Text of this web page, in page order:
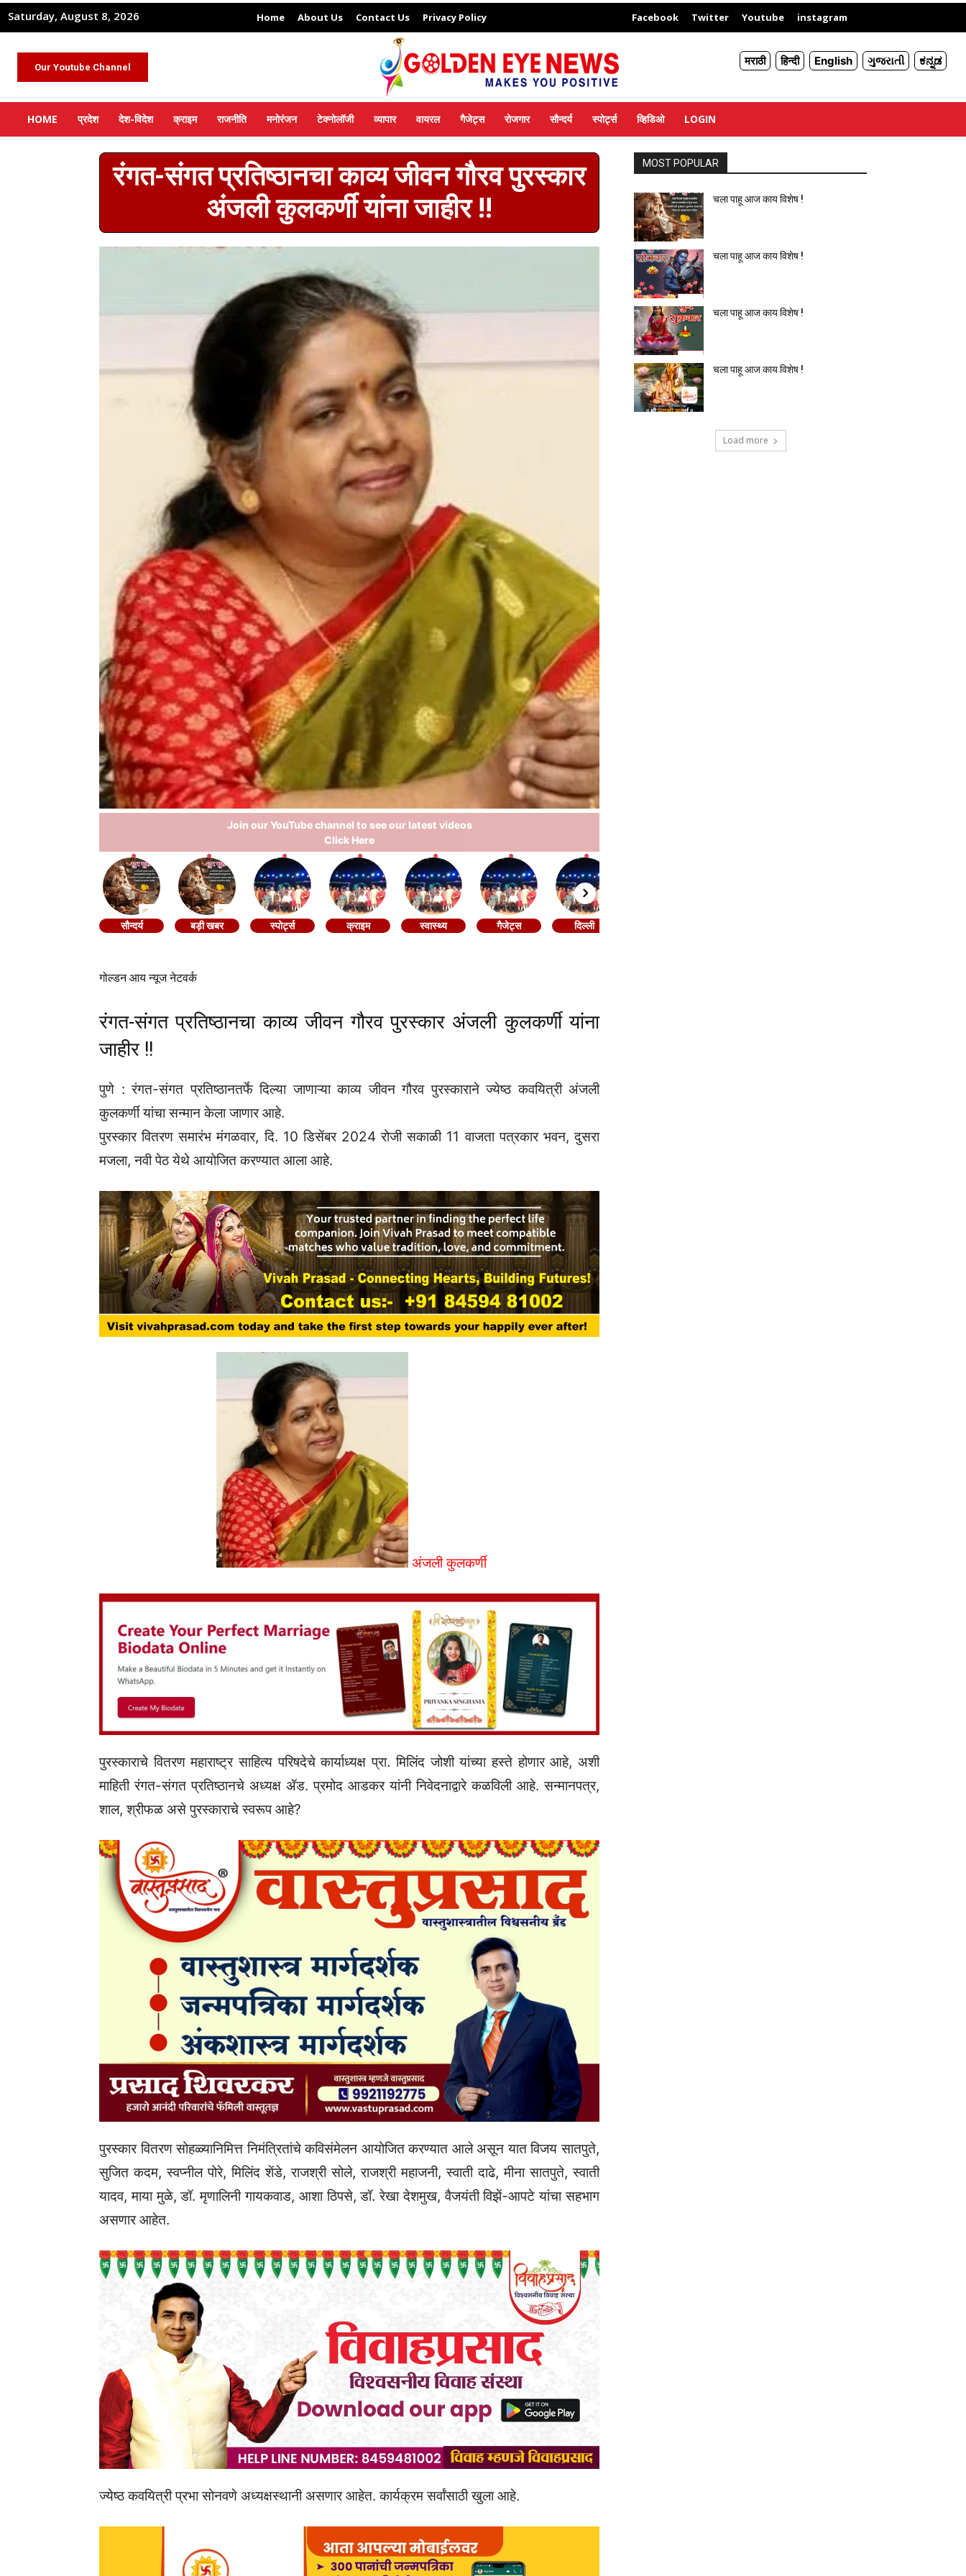
Saturday, August 8, 2026 Home About Us Contact Us Privacy Policy Facebook Twitter Youtube instagram
Our Youtube Channel मराठी हिन्दी English ગુજરાતી ಕನ್ನಡ
HOME प्रदेश देश-विदेश क्राइम राजनीति मनोरंजन टेक्नोलॉजी व्यापार वायरल गैजेट्स रोजगार सौन्दर्य स्पोर्ट्स व्हिडिओ LOGIN
रंगत-संगत प्रतिष्ठानचा काव्य जीवन गौरव पुरस्कार
अंजली कुलकर्णी यांना जाहीर !!
Join our YouTube channel to see our latest videos
Click Here
सौन्दर्य बड़ी खबर स्पोर्ट्स क्राइम स्वास्थ्य गैजेट्स दिल्ली
गोल्डन आय न्यूज नेटवर्क
रंगत-संगत प्रतिष्ठानचा काव्य जीवन गौरव पुरस्कार अंजली कुलकर्णी यांना
जाहीर !!
पुणे : रंगत-संगत प्रतिष्ठानतर्फे दिल्या जाणाऱ्या काव्य जीवन गौरव पुरस्काराने ज्येष्ठ कवयित्री अंजली
कुलकर्णी यांचा सन्मान केला जाणार आहे.
पुरस्कार वितरण समारंभ मंगळवार, दि. 10 डिसेंबर 2024 रोजी सकाळी 11 वाजता पत्रकार भवन, दुसरा
मजला, नवी पेठ येथे आयोजित करण्यात आला आहे.
अंजली कुलकर्णी
पुरस्काराचे वितरण महाराष्ट्र साहित्य परिषदेचे कार्याध्यक्ष प्रा. मिलिंद जोशी यांच्या हस्ते होणार आहे, अशी
माहिती रंगत-संगत प्रतिष्ठानचे अध्यक्ष ॲड. प्रमोद आडकर यांनी निवेदनाद्वारे कळविली आहे. सन्मानपत्र,
शाल, श्रीफळ असे पुरस्काराचे स्वरूप आहे?
पुरस्कार वितरण सोहळ्यानिमित्त निमंत्रितांचे कविसंमेलन आयोजित करण्यात आले असून यात विजय सातपुते,
सुजित कदम, स्वप्नील पोरे, मिलिंद शेंडे, राजश्री सोले, राजश्री महाजनी, स्वाती दाढे, मीना सातपुते, स्वाती
यादव, माया मुळे, डॉ. मृणालिनी गायकवाड, आशा ठिपसे, डॉ. रेखा देशमुख, वैजयंती विझें-आपटे यांचा सहभाग
असणार आहेत.
ज्येष्ठ कवयित्री प्रभा सोनवणे अध्यक्षस्थानी असणार आहेत. कार्यक्रम सर्वांसाठी खुला आहे.
MOST POPULAR
चला पाहू आज काय विशेष !
चला पाहू आज काय विशेष !
चला पाहू आज काय विशेष !
चला पाहू आज काय विशेष !
Load more